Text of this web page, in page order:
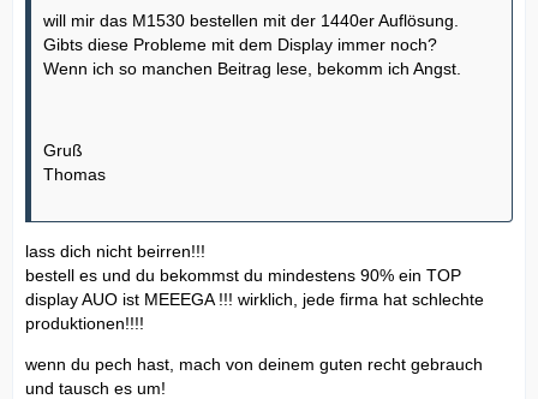
more.
16GB Arbeitsspeicher.
Quadcore
Hört sich nicht schlecht an was da kommen soll.
will mir das M1530 bestellen mit der 1440er Auflösung.
Gibts diese Probleme mit dem Display immer noch?
Wenn ich so manchen Beitrag lese, bekomm ich Angst.
Gruß
Thomas
lass dich nicht beirren!!!
bestell es und du bekommst du mindestens 90% ein TOP
display AUO ist MEEEGA !!! wirklich, jede firma hat schlechte
produktionen!!!!
wenn du pech hast, mach von deinem guten recht gebrauch
und tausch es um!